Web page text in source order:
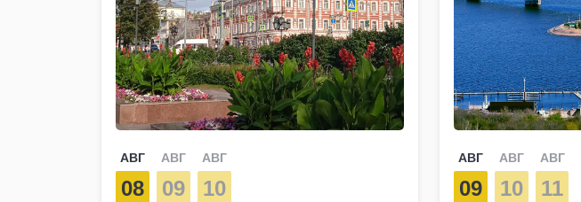
АВГ
08
АВГ
09
АВГ
10
АВГ
09
АВГ
10
АВГ
11